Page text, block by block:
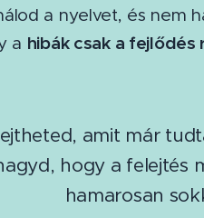
a nyelvet, és nem
a hibák csak a fejlődés
amit már
hogy a felejtés
hamarosan